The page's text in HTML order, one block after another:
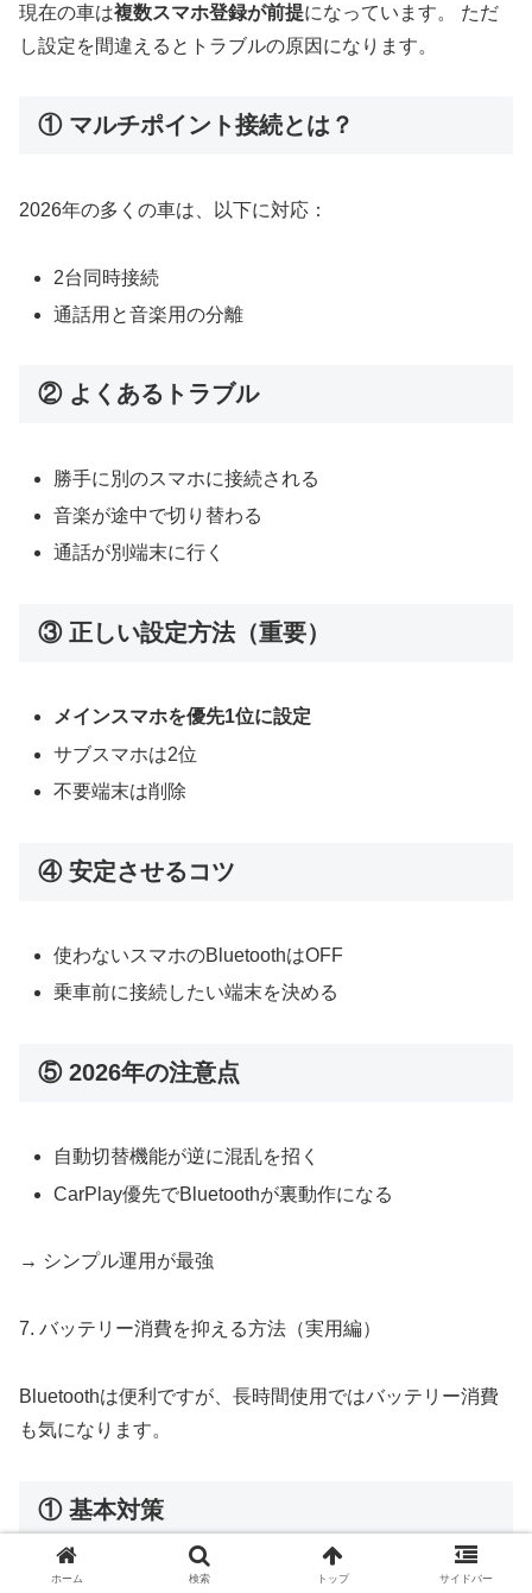
現在の車は複数スマホ登録が前提になっています。 ただ
し設定を間違えるとトラブルの原因になります。
① マルチポイント接続とは？
2026年の多くの車は、以下に対応：
2台同時接続
通話用と音楽用の分離
② よくあるトラブル
勝手に別のスマホに接続される
音楽が途中で切り替わる
通話が別端末に行く
③ 正しい設定方法（重要）
メインスマホを優先1位に設定
サブスマホは2位
不要端末は削除
④ 安定させるコツ
使わないスマホのBluetoothはOFF
乗車前に接続したい端末を決める
⑤ 2026年の注意点
自動切替機能が逆に混乱を招く
CarPlay優先でBluetoothが裏動作になる
→ シンプル運用が最強
7. バッテリー消費を抑える方法（実用編）
Bluetoothは便利ですが、長時間使用ではバッテリー消費
も気になります。
① 基本対策
ホーム 検索 トップ サイドバー